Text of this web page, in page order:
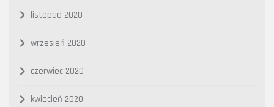
listopad 2020
wrzesień 2020
czerwiec 2020
kwiecień 2020